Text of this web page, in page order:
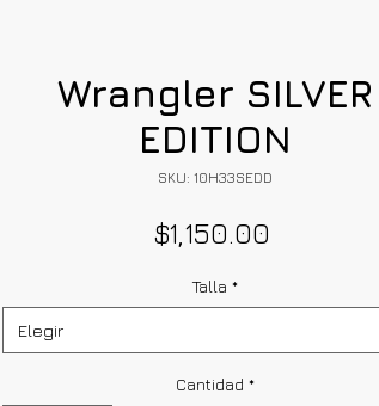
Wrangler SILVER
EDITION
SKU: 10H33SEDD
$1,150.00
Talla *
Elegir
Cantidad *